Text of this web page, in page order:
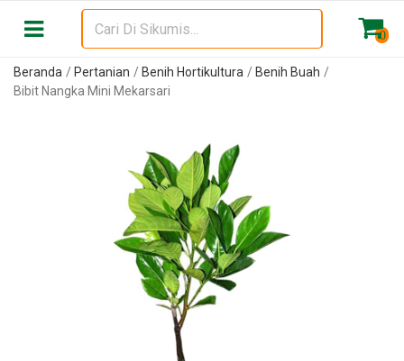
0
Beranda Pertanian Benih Hortikultura
Benih Buah
Bibit Nangka Mini Mekarsari